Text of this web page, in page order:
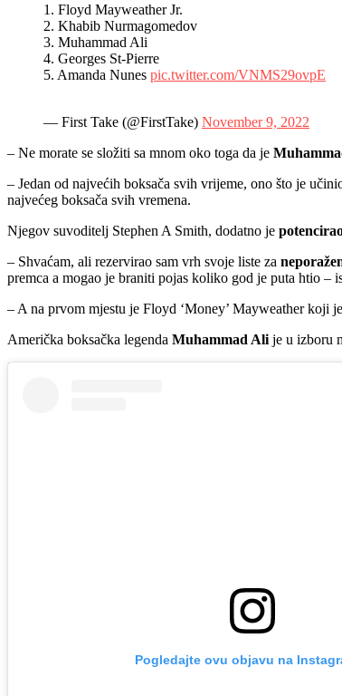
1. Floyd Mayweather Jr.
2. Khabib Nurmagomedov
3. Muhammad Ali
4. Georges St-Pierre
5. Amanda Nunes pic.twitter.com/VNMS29ovpE
— First Take (@FirstTake) November 9, 2022
– Ne morate se složiti sa mnom oko toga da je
– Jedan od najvećih boksača svih vrijeme, ono što je
najvećeg boksača svih vremena.
Njegov suvoditelj Stephen A Smith, dodatno je
– Shvaćam, ali rezervirao sam vrh svoje liste za
premca a mogao je braniti pojas koliko god je puta htio –
– A na prvom mjestu je Floyd ‘Money’ Mayweather koji je
Američka boksačka legenda Muhammad Ali je u izboru
Pogledajte ovu objavu na